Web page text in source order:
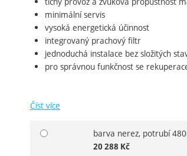
minimální servis
vysoká energetická účinnost
integrovaný prachový filtr
jednoduchá instalace bez složitých
pro správnou funkčnost se
Číst více
Vyberte variantubarva nerez, potrubí
20 288 Kč